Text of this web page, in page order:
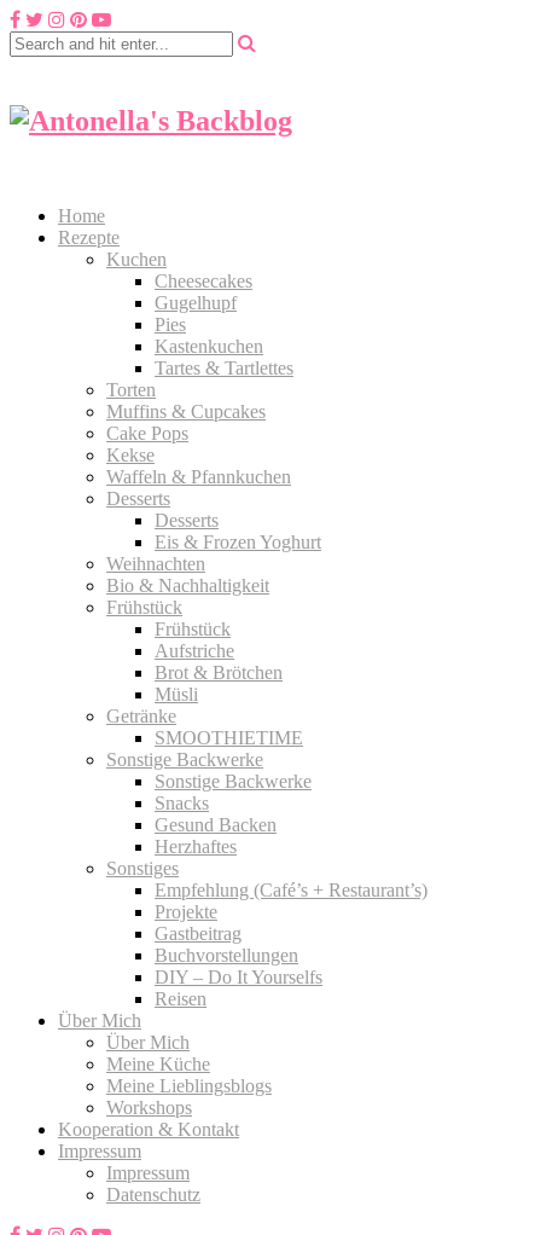
Home
Rezepte
Kuchen
Cheesecakes
Gugelhupf
Pies
Kastenkuchen
Tartes & Tartlettes
Torten
Muffins & Cupcakes
Cake Pops
Kekse
Waffeln & Pfannkuchen
Desserts
Desserts
Eis & Frozen Yoghurt
Weihnachten
Bio & Nachhaltigkeit
Frühstück
Frühstück
Aufstriche
Brot & Brötchen
Müsli
Getränke
SMOOTHIETIME
Sonstige Backwerke
Sonstige Backwerke
Snacks
Gesund Backen
Herzhaftes
Sonstiges
Empfehlung (Café’s + Restaurant’s)
Projekte
Gastbeitrag
Buchvorstellungen
DIY – Do It Yourselfs
Reisen
Über Mich
Über Mich
Meine Küche
Meine Lieblingsblogs
Workshops
Kooperation & Kontakt
Impressum
Impressum
Datenschutz